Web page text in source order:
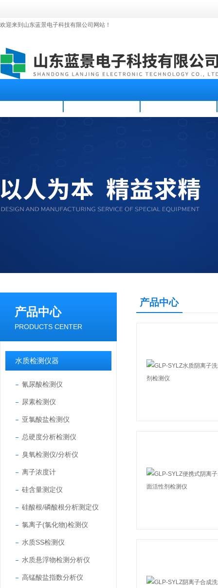
欢迎来到山东蓝景电子科技有限公司网站！
产品中心
PRODUCTS CENTER
水质检测仪器
氰尿酸检测仪
尿素检测仪
亚氯酸盐检测仪
总硬度分析检测仪
臭氧检测仪/分析仪
离子浓度计
硅含量测定仪
硅酸根/磷酸根分析测定仪
氯离子(氯化物)检测仪
水质SS检测仪
水质悬浮物检测分析仪
高锰酸盐指数分析仪
产品中心